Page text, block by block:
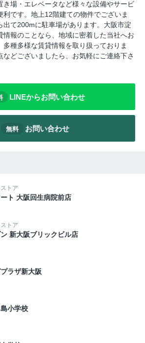
き場・エレベータなど様々な設備やサービ
利です。地上12階建ての物件でございま
出て200mに駐車場があります。大阪市淀
情報のことなら、地域に密着した当社へお
多種多様な賃貸情報を取り扱っておりま
などございましたら、お気軽にご連絡下さ
LINEからお問い合わせ
無料 お問い合わせ
トア
ト 大阪回生病院前店
トア
新大阪ブリックビル店
ラザ新大阪
小学校